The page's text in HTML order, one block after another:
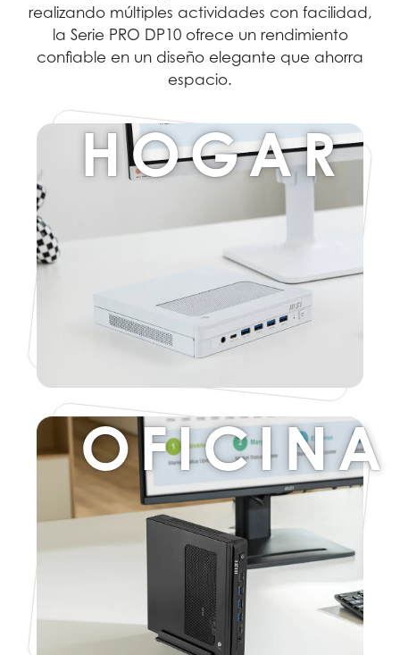
realizando múltiples actividades con facilidad,
la Serie PRO DP10 ofrece un rendimiento
confiable en un diseño elegante que ahorra
espacio.
HOGAR
OFICINA